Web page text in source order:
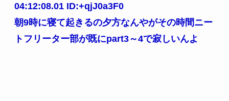
04:12:08.01 ID:+qjJ0a3F0
朝9時に寝て起きるの夕方なんやがその時間ニー
トフリーター部が既にpart3～4で寂しいんよ